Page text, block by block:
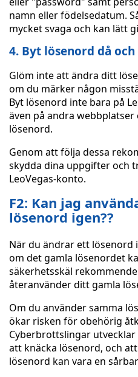
namn eller födelsedatum.
mycket svaga och kan lätt
4. Byt lösenord då och
Glöm inte att ändra ditt
om du märker någon
Byt lösenord inte bara på
även på andra
lösenord.
Genom att följa dessa
skydda dina uppgifter och
LeoVegas-konto.
F2: Kan jag
lösenord igen??
När du ändrar ett lösenord
om det gamla lösenordet
säkerhetsskäl
återanvänder ditt gamla
Om du använder samma
ökar risken för obehörig
Cyberbrottslingar
att knäcka lösenord, och
lösenord kan vara en